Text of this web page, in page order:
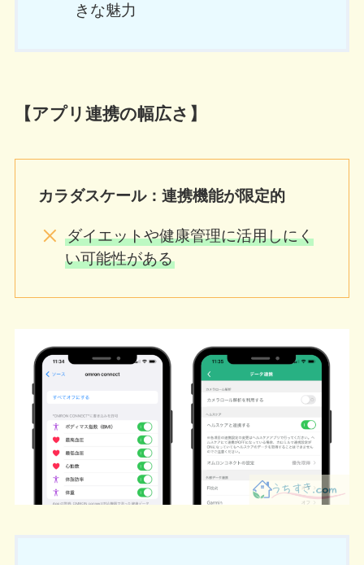
きな魅力
【アプリ連携の幅広さ】
カラダスケール：連携機能が限定的
ダイエットや健康管理に活用しにく
い可能性がある